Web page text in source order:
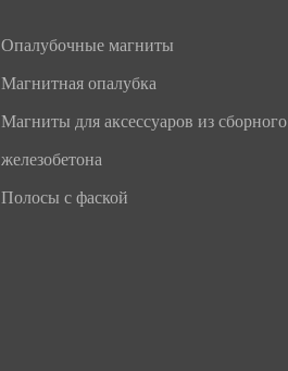
Опалубочные магниты
Магнитная опалубка
Магниты для аксессуаров из сборного
железобетона
Полосы с фаской